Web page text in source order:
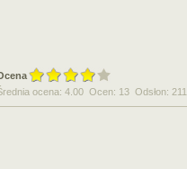
ocena: 4.00 Ocen: 13 Odsłon: